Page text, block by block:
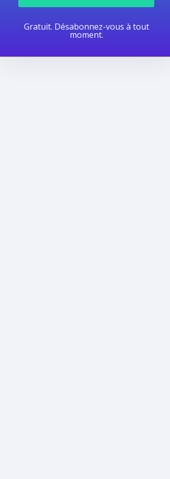
Gratuit. Désabonnez-vous à tout
moment.